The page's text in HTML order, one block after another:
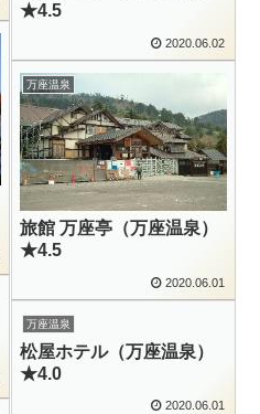
★4.5
2020.06.02
万座温泉
旅館 万座亭（万座温泉）
★4.5
2020.06.01
万座温泉
松屋ホテル（万座温泉）
★4.0
2020.06.01